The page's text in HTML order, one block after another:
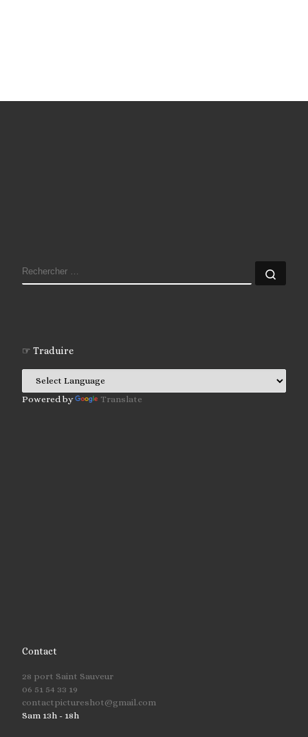
RECHERCHER
☞ Traduire
Powered by Translate
Contact
28 port Saint Sauveur
06 51 54 33 19
contactpictureshot@gmail.com
Sam 13h - 18h